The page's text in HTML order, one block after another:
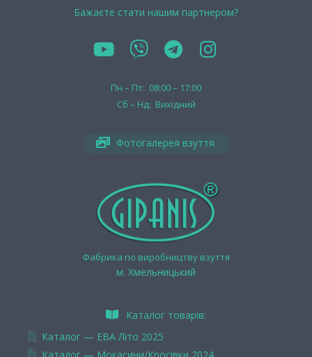
Бажаєте стати нашим партнером?
Пн – Пт: 08:00 – 17:00
Сб – Нд: Вихідний
Фотогалерея взуття
Фабрика по виробництву взуття
м. Хмельницький
Каталог товарів:
Каталог — ЕВА Літо 2025
Каталог — Мокасини/Кросівки 2024